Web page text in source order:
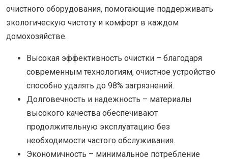
очистного оборудования, помогающие поддерживать
экологическую чистоту и комфорт в каждом
домохозяйстве.
Высокая эффективность очистки – благодаря
современным технологиям, очистное устройство
способно удалять до 98% загрязнений.
Долговечность и надежность – материалы
высокого качества обеспечивают
продолжительную эксплуатацию без
необходимости частого обслуживания.
Экономичность – минимальное потребление